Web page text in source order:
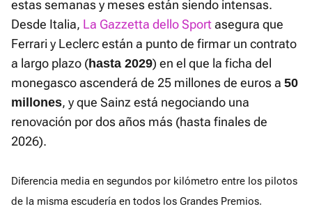
estas semanas y meses están siendo intensas.
Desde Italia, La Gazzetta dello Sportasegura que
Ferrari y Leclerc están a punto de firmar un contrato
a largo plazo (hasta 2029) en el que la ficha del
monegasco ascenderá de 25 millones de euros a 50
millones, y que Sainz está negociando una
renovación por dos años más (hasta finales de
2026).
Diferencia media en segundos por kilómetro entre los pilotos
de la misma escudería en todos los Grandes Premios.